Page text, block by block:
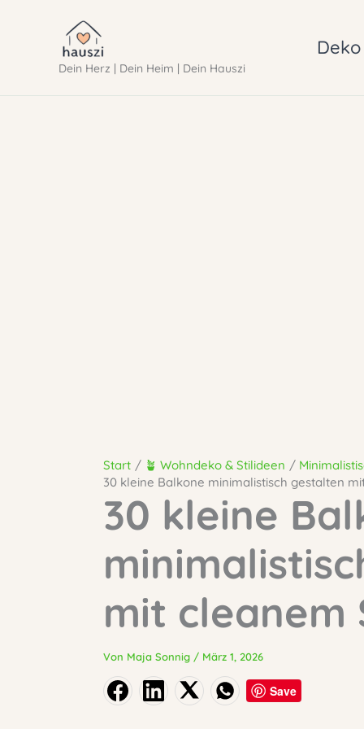
springenDein Herz | Dein Heim | Dein Hauszi
Start 🪴 Wohndeko & Stilideen
30 kleine Balkone minimalistisch gestalten
30 kleine
mit cleanem
Von Maja Sonnig / März 1, 2026
Save